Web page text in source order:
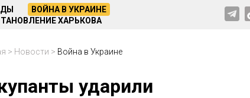
ВОЙНА В УКРАИНЕ
ХАРЬКОВА
> Новости > Война в Украине
ударили